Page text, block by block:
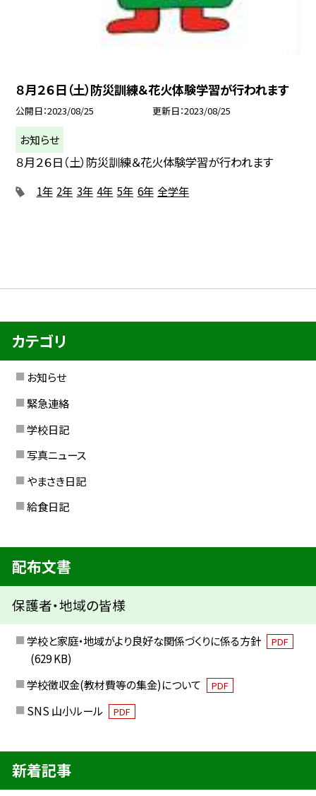
８月２６日（土）防災訓練＆花火体験学習が行われます
公開日 2023/08/25 更新日 2023/08/25
お知らせ
８月２６日（土）防災訓練＆花火体験学習が行われます
1年 2年 3年 4年 5年 6年 全学年
カテゴリ
お知らせ
緊急連絡
学校日記
写真ニュース
やまさき日記
給食日記
配布文書
保護者・地域の皆様
学校と家庭・地域がより良好な関係づくりに係る方針 PDF
(629 KB)
学校徴収金(教材費等の集金)について
PDF
SNS 山小ルール PDF
新着記事